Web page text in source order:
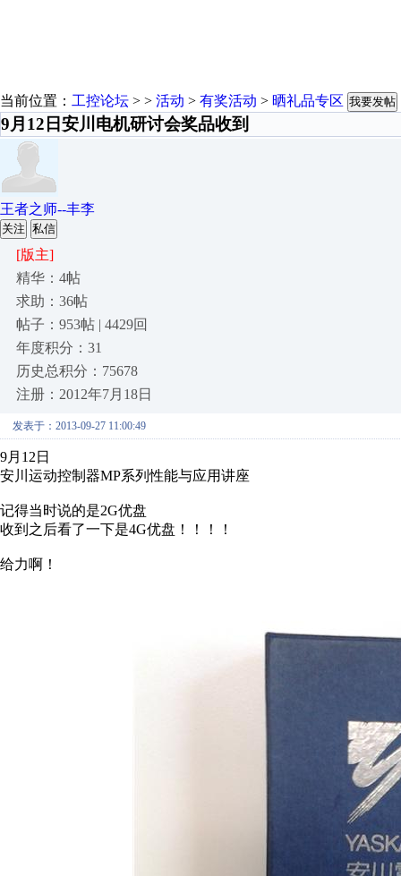
当前位置： 工控论坛 > > 活动 > 有奖活动 > 晒礼品专区 我要发帖
9月12日安川电机研讨会奖品收到
王者之师--丰李
关注 私信
[版主]
精华：4帖
求助：36帖
帖子：953帖 | 4429回
年度积分：31
历史总积分：75678
注册：2012年7月18日
发表于：2013-09-27 11:00:49
9月12日
安川运动控制器MP系列性能与应用讲座
记得当时说的是2G优盘
收到之后看了一下是4G优盘！！！！
给力啊！